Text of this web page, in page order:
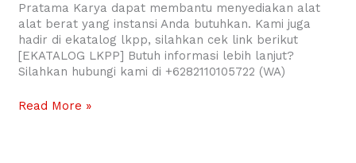
Pratama Karya dapat membantu menyediakan alat
alat berat yang instansi Anda butuhkan. Kami juga
hadir di ekatalog lkpp, silahkan cek link berikut
[EKATALOG LKPP] Butuh informasi lebih lanjut?
Silahkan hubungi kami di +6282110105722 (WA)
Read More »